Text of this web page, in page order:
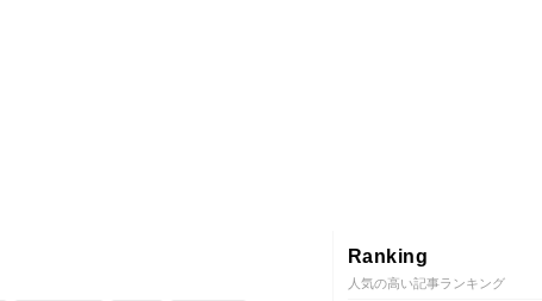
Ranking
人気の高い記事ランキング